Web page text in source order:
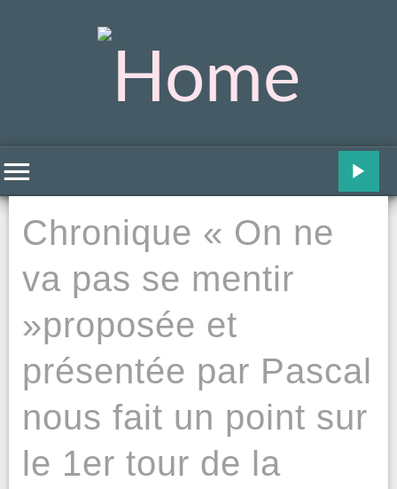
Chronique « On ne
va pas se mentir
»proposée et
présentée par Pascal
nous fait un point sur
le 1er tour de la